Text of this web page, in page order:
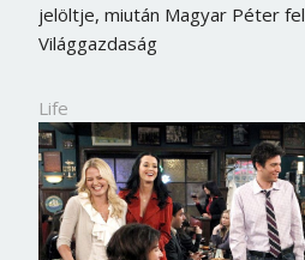
jelöltje, miután Magyar Péter
Világgazdaság
Life